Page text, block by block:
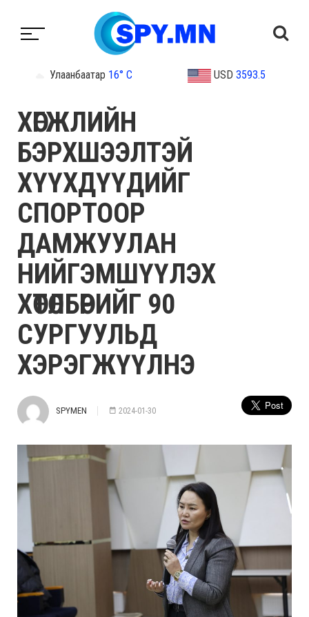
Улаанбаатар 16° C USD 3593.5
ХӨГЖЛИЙН
БЭРХШЭЭЛТЭЙ
ХҮҮХДҮҮДИЙГ
СПОРТООР
ДАМЖУУЛАН
НИЙГЭМШҮҮЛЭХ
ХӨТӨЛБӨРИЙГ 90
СУРГУУЛЬД
ХЭРЭГЖҮҮЛНЭ
SPYMEN 2024-01-30